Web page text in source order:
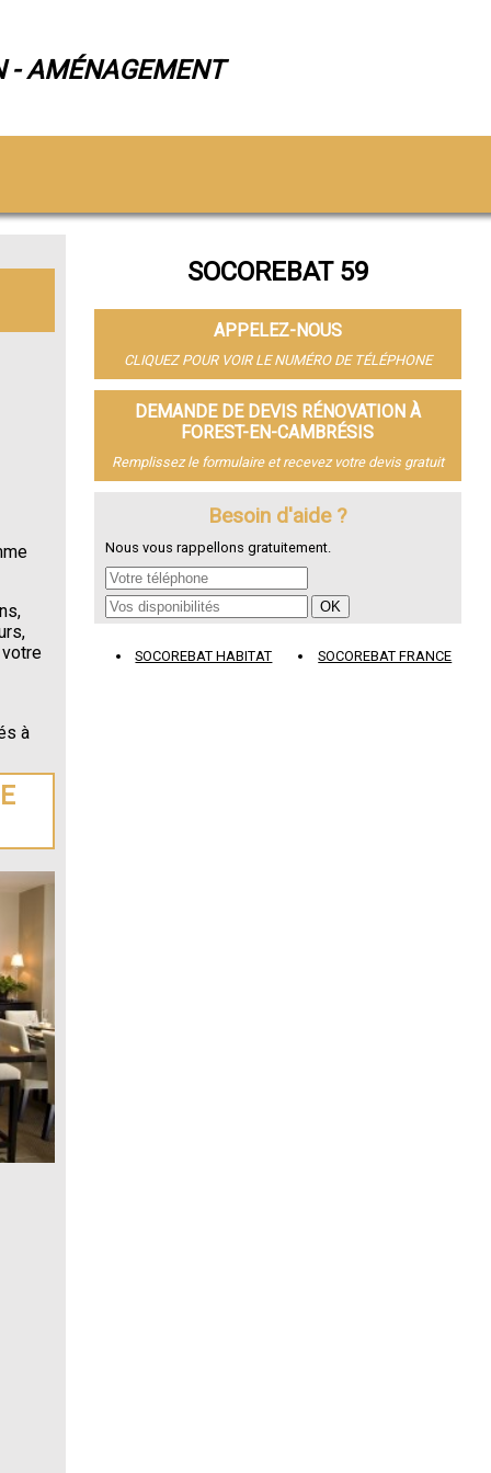
- AMÉNAGEMENT
à
SOCOREBAT 59
APPELEZ-NOUS
CLIQUEZ POUR VOIR LE NUMÉRO DE TÉLÉPHONE
DEMANDE DE DEVIS RÉNOVATION À
FOREST-EN-CAMBRÉSIS
Remplissez le formulaire et recevez votre devis gratuit
Besoin d'aide ?
Nous vous rappellons gratuitement.
SOCOREBAT HABITAT SOCOREBAT FRANCE